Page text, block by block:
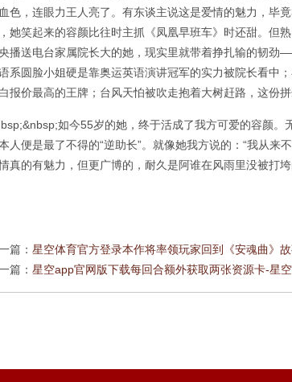
色，连眼力王人亮了。有东谈主说这是爱情的魅力，毕
她笑起来的容颜比往时主抓《凤凰早班车》时还甜。但
播送电台家属院长大的她，现实里就带着挣扎输的韧
系圆脸小姐硬是靠奥运英语演讲冠军的实力被院长看中
报价最高的王牌；台风天怕被吹走抱着大树赶路，这份
如今55岁的她，终于活成了我方可爱的容颜。
人便是最了不得的“逆助长”。就像她我方说的：“我从
真的有魅力，但更广博的，耐久是阿谁在风雨里没被打垮
篇： 星空体育官方登录本作将率领玩家回到《安魂曲》
篇： 星空app官网版下载每回合额外获取两张资源卡-星